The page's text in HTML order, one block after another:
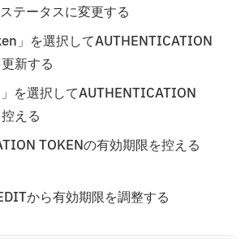
ステータスに変更する
」を選択してAUTHENTICATION
新する
を選択してAUTHENTICATION
える
TOKENの有効期限を控える
から有効期限を調整する